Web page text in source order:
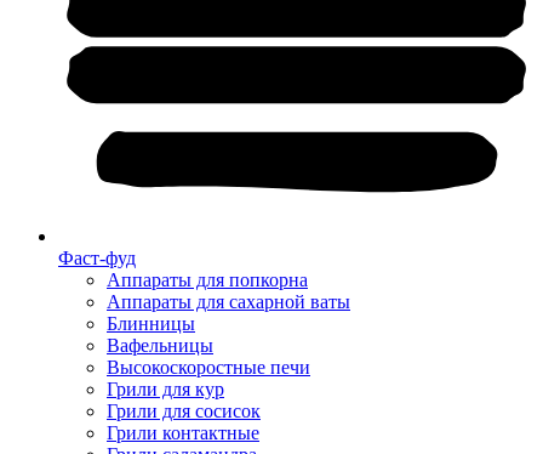
Фаст-фуд
Аппараты для попкорна
Аппараты для сахарной ваты
Блинницы
Вафельницы
Высокоскоростные печи
Грили для кур
Грили для сосисок
Грили контактные